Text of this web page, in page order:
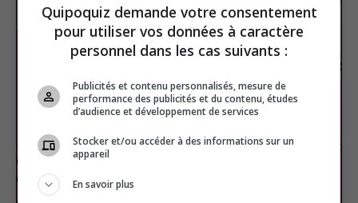
Wikipedia
Arts and culture
Quipoquiz demande votre consentement
pour utiliser vos données à caractère
personnel dans les cas suivants :
Publicités et contenu personnalisés, mesure de
performance des publicités et du contenu, études
d’audience et développement de services
Stocker et/ou accéder à des informations sur un
appareil
En savoir plus